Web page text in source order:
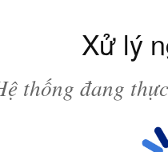
Xử lý
thống đang